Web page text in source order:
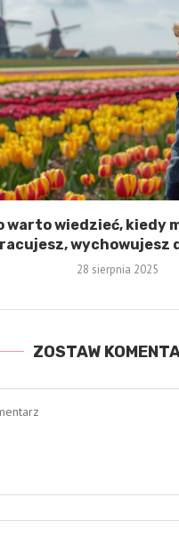
warto wiedzieć, kiedy
wychowujesz
28 sierpnia 2025
ZOSTAW